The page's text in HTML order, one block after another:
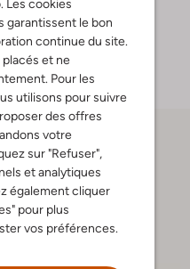
Les cookies
garantissent le bon
continue du site.
et ne
Pour les
utilisons pour suivre
des offres
votre
sur "Refuser",
et analytiques
également cliquer
pour plus
vos préférences.
Claquettes
€ 59,99 € 47,99
+ autre couleurs